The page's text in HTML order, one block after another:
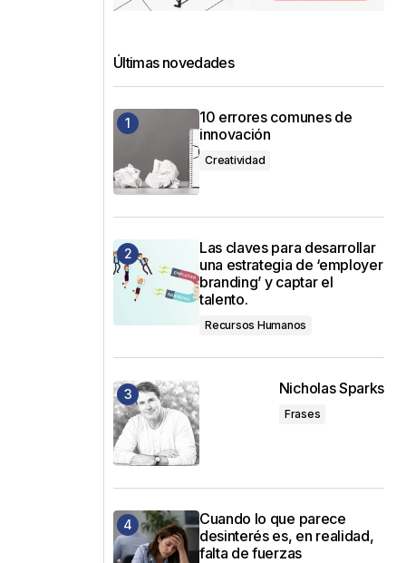
Últimas novedades
10 errores comunes de
innovación
Creatividad
Las claves para desarrollar
una estrategia de ‘employer
branding’ y captar el
talento.
Recursos Humanos
Nicholas Sparks
Frases
Cuando lo que parece
desinterés es, en realidad,
falta de fuerzas